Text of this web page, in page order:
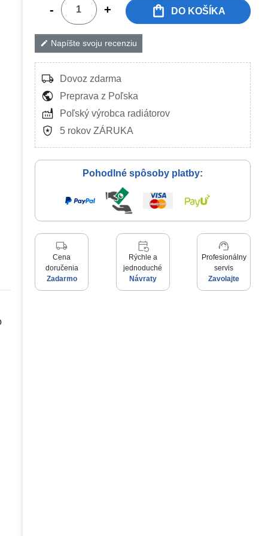
- + shopping_bag DO KOŠÍKA
edit Napíšte svoju recenziu
local_shipping Dovoz zdarma
public Preprava z Poľska
factory Poľský výrobca radiátorov
local_police 5 rokov ZÁRUKA
Pohodlné spôsoby platby:
local_shipping
Cena
doručenia
Zadarmo
event_repeat
Rýchle a
jednoduché
Návraty
support_agent
Profesionálny
servis
Zavolajte